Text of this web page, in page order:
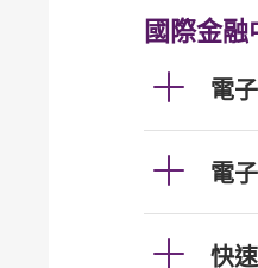
國際金融
電
電
快